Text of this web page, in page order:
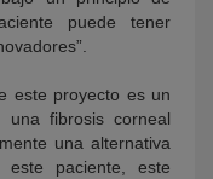
puede tener
este proyecto es un
fibrosis corneal
una alternativa
paciente, este